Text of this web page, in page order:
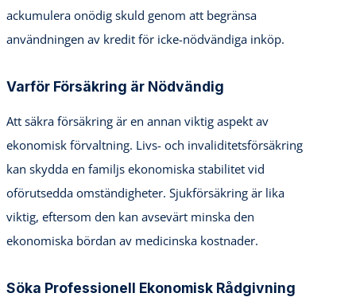
ackumulera onödig skuld genom att begränsa
användningen av kredit för icke-nödvändiga inköp.
Varför Försäkring är Nödvändig
Att säkra försäkring är en annan viktig aspekt av
ekonomisk förvaltning. Livs- och invaliditetsförsäkring
kan skydda en familjs ekonomiska stabilitet vid
oförutsedda omständigheter. Sjukförsäkring är lika
viktig, eftersom den kan avsevärt minska den
ekonomiska bördan av medicinska kostnader.
Söka Professionell Ekonomisk Rådgivning